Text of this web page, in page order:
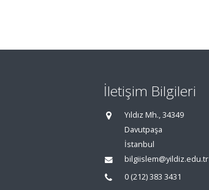
İletişim Bilgileri
Yıldız Mh., 34349
Davutpaşa
İstanbul
bilgiislem@yildiz.edu.tr
0 (212) 383 3431